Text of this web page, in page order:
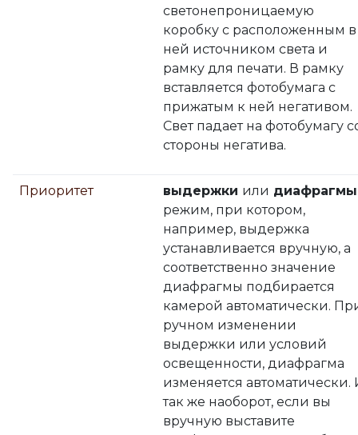
светонепроницаемую
коробку с расположенным в
ней источником света и
рамку для печати. В рамку
вставляется фотобумага с
прижатым к ней негативом.
Свет падает на фотобумагу
стороны негатива.
Приоритет выдержки или диафрагмы
режим, при котором,
например, выдержка
устанавливается вручную, а
соответственно значение
диафрагмы подбирается
камерой автоматически.
ручном изменении
выдержки или условий
освещенности, диафрагма
изменяется автоматически.
так же наоборот, если вы
вручную выставите